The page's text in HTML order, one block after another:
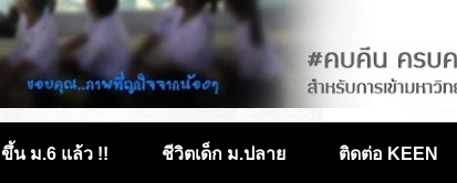
ขึ้น ม.6 แล้ว !! ชีวิตเด็ก ม.ปลาย ติดต่อ KEEN